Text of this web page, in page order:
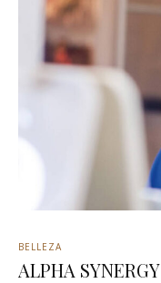
BELLEZA
ALPHA SYNERGY